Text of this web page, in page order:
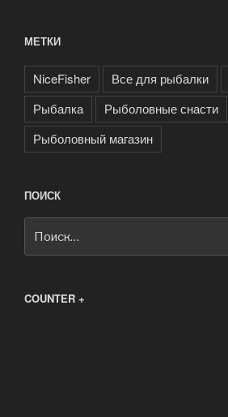
МЕТКИ
NiceFisher Все для рыбалки
Рыбалка
Рыболовные снасти
Рыболовный магазин
ПОИСК
COUNTER +